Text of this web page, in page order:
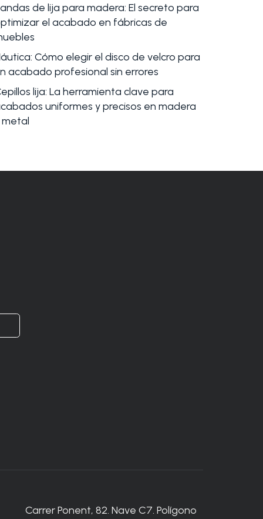
de lija para madera: El secreto para
el acabado en fábricas de
Cómo elegir el disco de velcro para
acabado profesional sin errores
lija: La herramienta clave para
uniformes y precisos en madera
metal
Carrer Ponent, 82. Nave C7. Polígono